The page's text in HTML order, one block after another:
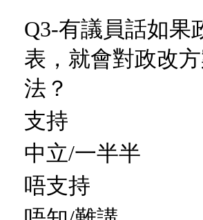
Q3-有議員話如果
表，就會對政改
法？
支持
中立/一半半
唔支持